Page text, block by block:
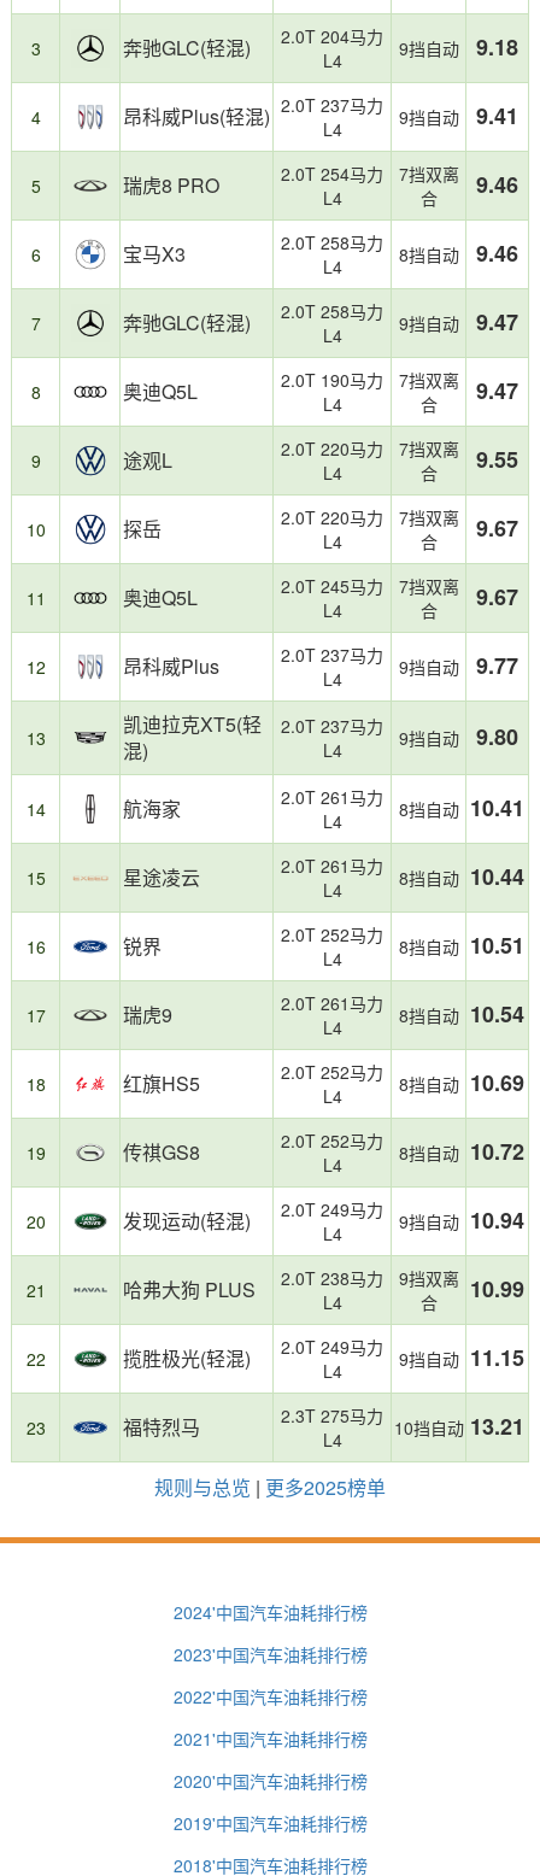
真
主
用
提
交
加
油
记
统
作，
反
常
真
实
耗。
耗
8.68L/100km
9.03L/100km
9.18L/100km
油
耗
11.15L/100km
耗
13.21L/100km
是
市
场
受
欢
的
细
分
场
2025
年
别
整
体
耗
表
稳
定，
消
费
者
购
车
提
了
有
的
3 奔驰GLC(轻混)
2.0T 204马力
L4
9挡自动 9.18
4 昂科威Plus(轻混) 2.0T 237马力
L4
9挡自动 9.41
5 瑞虎8 PRO
2.0T 254马力
L4
7挡双离
合
9.46
6 宝马X3
2.0T 258马力
L4
8挡自动 9.46
7 奔驰GLC(轻混)
2.0T 258马力
L4
9挡自动 9.47
8 奥迪Q5L
2.0T 190马力
L4
7挡双离
合
9.47
9 途观L
2.0T 220马力
L4
7挡双离
合
9.55
10 探岳
2.0T 220马力
L4
7挡双离
合
9.67
11 奥迪Q5L
2.0T 245马力
L4
7挡双离
合
9.67
12 昂科威Plus
2.0T 237马力
L4
9挡自动 9.77
13
凯迪拉克XT5(轻
混)
2.0T 237马力
L4
9挡自动 9.80
14 航海家
2.0T 261马力
L4
8挡自动 10.41
15 星途凌云
2.0T 261马力
L4
8挡自动 10.44
16 锐界
2.0T 252马力
L4
8挡自动 10.51
17 瑞虎9
2.0T 261马力
L4
8挡自动 10.54
18 红旗HS5
2.0T 252马力
L4
8挡自动 10.69
19 传祺GS8
2.0T 252马力
L4
8挡自动 10.72
20 发现运动(轻混)
2.0T 249马力
L4
9挡自动 10.94
21 哈弗大狗 PLUS
2.0T 238马力
L4
9挡双离
合
10.99
22 揽胜极光(轻混)
2.0T 249马力
L4
9挡自动 11.15
23 福特烈马
2.3T 275马力
L4
10挡自动 13.21
规则与总览 | 更多2025榜单
2024'中国汽车油耗排行榜
2023'中国汽车油耗排行榜
2022'中国汽车油耗排行榜
2021'中国汽车油耗排行榜
2020'中国汽车油耗排行榜
2019'中国汽车油耗排行榜
2018'中国汽车油耗排行榜